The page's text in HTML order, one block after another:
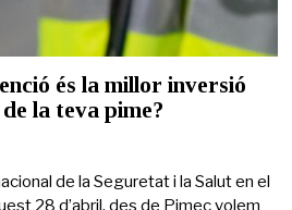
és la millor inversió
la teva pime?
de la Seguretat i la Salut en el
28 d’abril, des de Pimec volem